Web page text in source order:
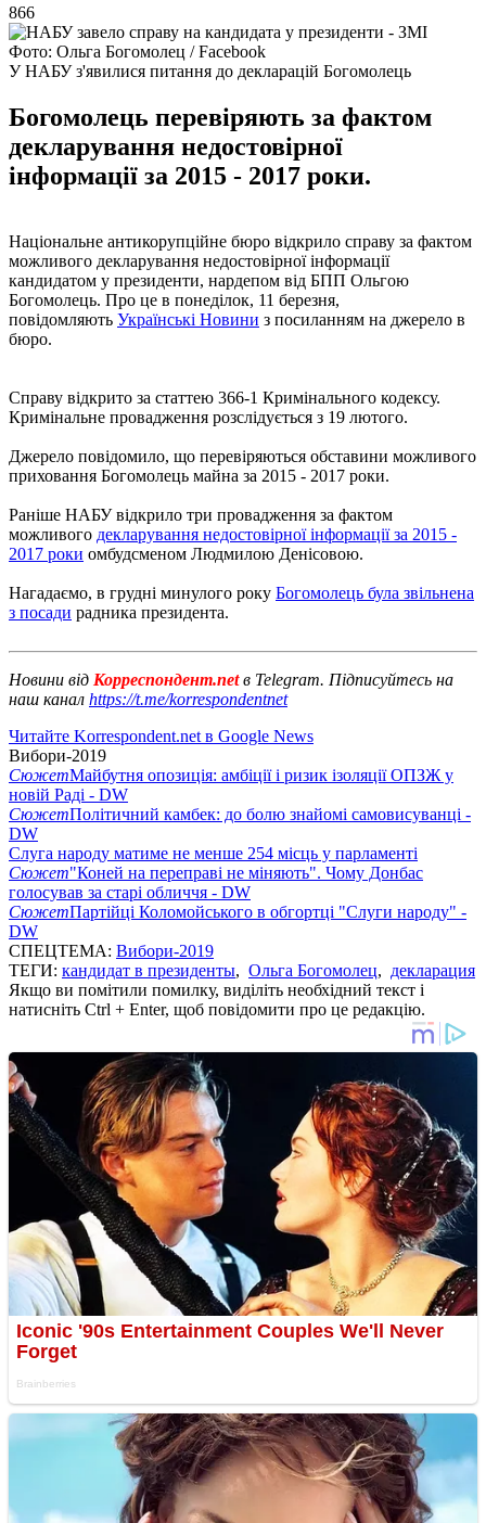
866
Фото: Ольга Богомолец / Facebook
У НАБУ з'явилися питання до декларацій Богомолець
Богомолець перевіряють за фактом
декларування недостовірної
інформації за 2015 - 2017 роки.
Національне антикорупційне бюро відкрило справу за фактом
можливого декларування недостовірної інформації
кандидатом у президенти, нардепом від БПП Ольгою
Богомолець. Про це в понеділок, 11 березня,
повідомляють Українські Новини з посиланням на джерело в
бюро.
Справу відкрито за статтею 366-1 Кримінального кодексу.
Кримінальне провадження розслідується з 19 лютого.
Джерело повідомило, що перевіряються обставини можливого
приховання Богомолець майна за 2015 - 2017 роки.
Раніше НАБУ відкрило три провадження за фактом
можливого декларування недостовірної інформації за 2015 -
2017 роки омбудсменом Людмилою Денісовою.
Нагадаємо, в грудні минулого року Богомолець була звільнена
з посади радника президента.
Новини від Корреспондент.netв Telegram. Підписуйтесь на
наш канал https://t.me/korrespondentnet
Читайте Korrespondent.net в Google News
Вибори-2019
СюжетМайбутня опозиція: амбіції і ризик ізоляції ОПЗЖ у
новій Раді - DW
СюжетПолітичний камбек: до болю знайомі самовисуванці -
DW
Слуга народу матиме не менше 254 місць у парламенті
Сюжет"Коней на переправі не міняють". Чому Донбас
голосував за старі обличчя - DW
СюжетПартійці Коломойського в обгортці "Слуги народу" -
DW
СПЕЦТЕМА: Вибори-2019
ТЕГИ: кандидат в президенты, Ольга Богомолец, декларация
Якщо ви помітили помилку, виділіть необхідний текст і
натисніть Ctrl + Enter, щоб повідомити про це редакцію.